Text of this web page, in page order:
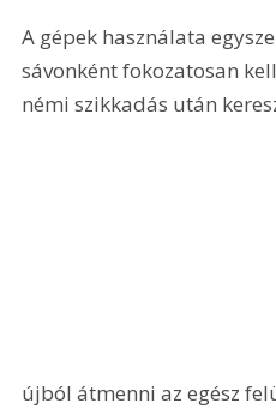
A gépek használata
sávonként fokozatosan
némi szikkadás után
újból átmenni az egész